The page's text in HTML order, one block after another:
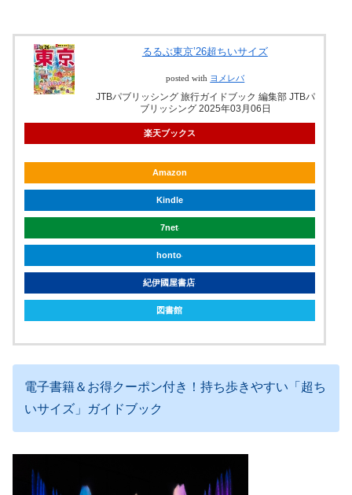
るるぶ東京’26超ちいサイズ
posted with ヨメレバ
JTBパブリッシング 旅行ガイドブック 編集部 JTBパ
ブリッシング 2025年03月06日
楽天ブックス
Amazon
Kindle
7net
honto
紀伊國屋書店
図書館
電子書籍＆お得クーポン付き！持ち歩きやすい「超ち
いサイズ」ガイドブック